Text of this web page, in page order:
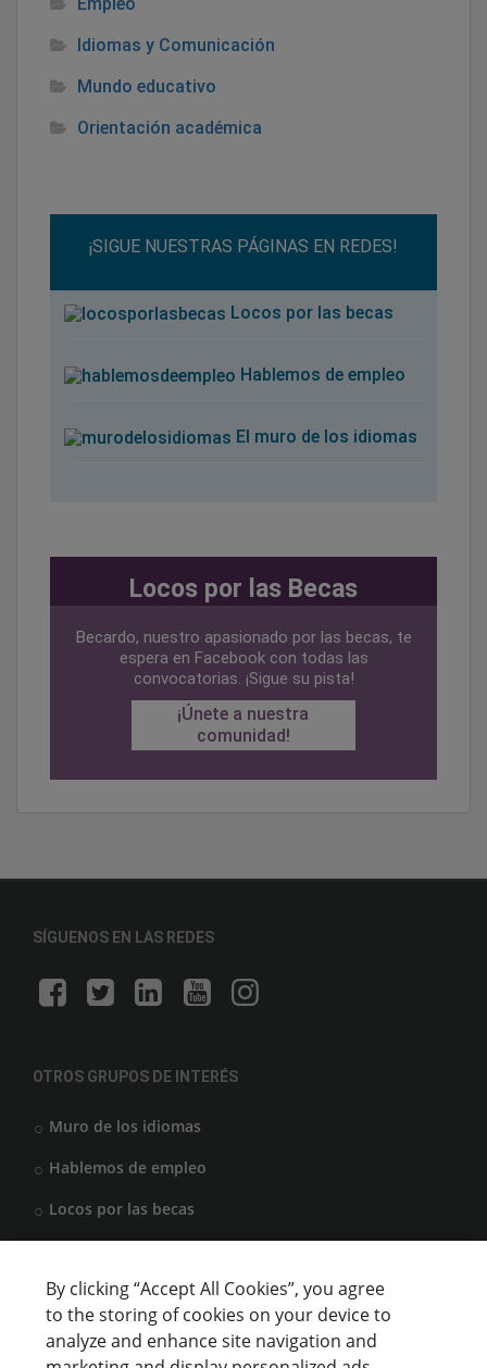
Empleo
Idiomas y Comunicación
Mundo educativo
Orientación académica
¡SIGUE NUESTRAS PÁGINAS EN REDES!
Locos por las becas
Hablemos de empleo
El muro de los idiomas
Locos por las Becas
Becardo, nuestro apasionado por las becas, te
espera en Facebook con todas las
convocatorias. ¡Sigue su pista!
¡Únete a nuestra
comunidad!
SÍGUENOS EN LAS REDES
OTROS GRUPOS DE INTERÉS
Muro de los idiomas
Hablemos de empleo
Locos por las becas
CENTROS DE FORMACIÓN
Anunciar cursos
By clicking “Accept All Cookies”, you agree
to the storing of cookies on your device to
analyze and enhance site navigation and